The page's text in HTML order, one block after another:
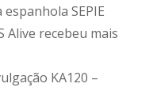
SEPIE
Alive recebeu mais
KA120 –